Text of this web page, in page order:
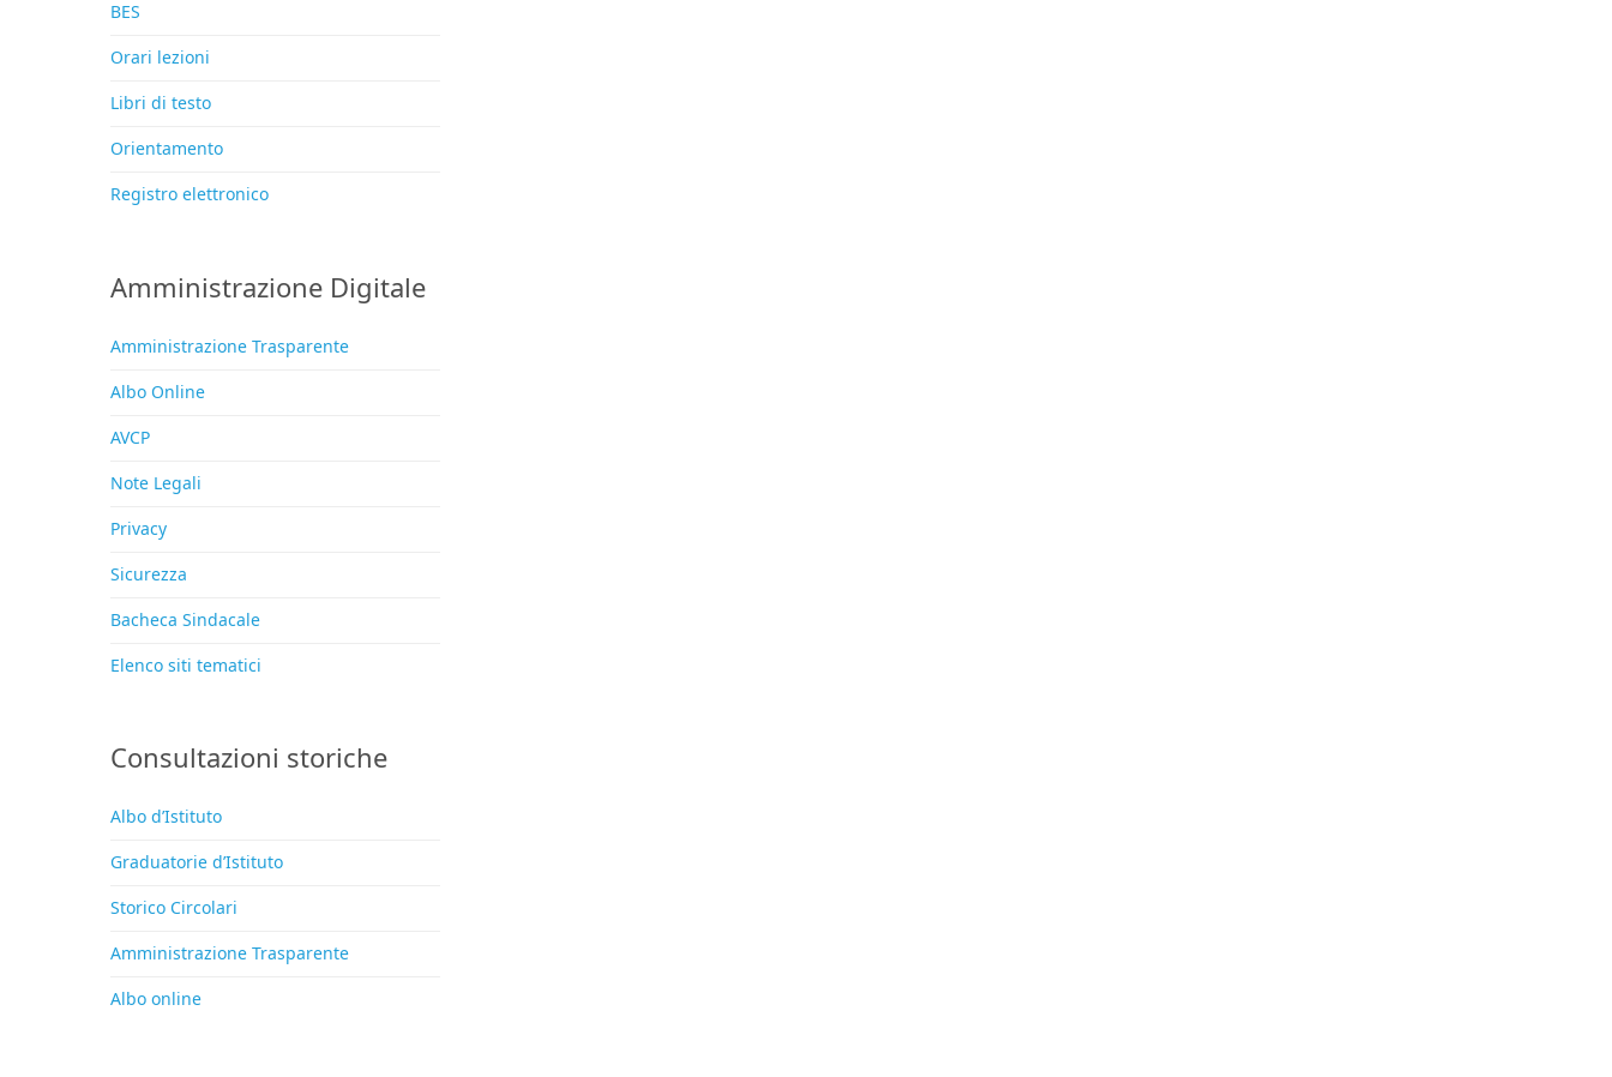
BES
Orari lezioni
Libri di testo
Orientamento
Registro elettronico
Amministrazione Digitale
Amministrazione Trasparente
Albo Online
AVCP
Note Legali
Privacy
Sicurezza
Bacheca Sindacale
Elenco siti tematici
Consultazioni storiche
Albo d’Istituto
Graduatorie d’Istituto
Storico Circolari
Amministrazione Trasparente
Albo online